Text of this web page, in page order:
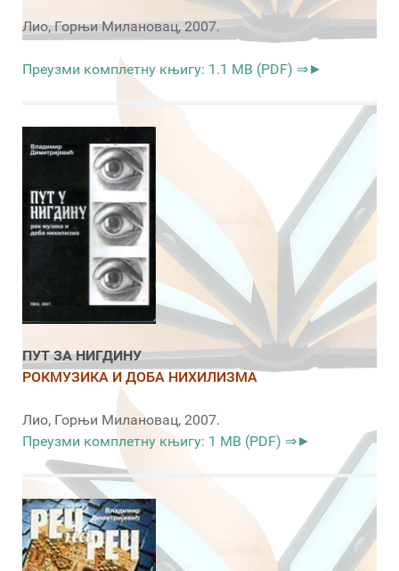
Лио, Горњи Милановац, 2007.
Преузми комплетну књигу: 1.1 MB (PDF) ⇒►
ПУТ ЗА НИГДИНУ
РОКМУЗИКА И ДОБА НИХИЛИЗМА
Лио, Горњи Милановац, 2007.
Преузми комплетну књигу: 1 MB (PDF) ⇒►